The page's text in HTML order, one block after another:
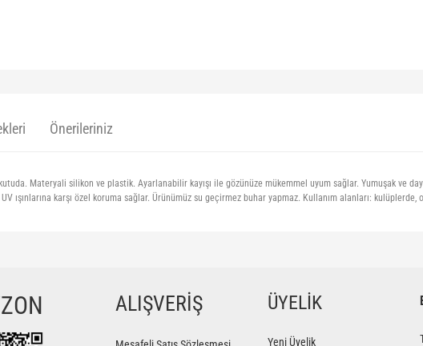
Önerileriniz
Materyali silikon ve plastik. Ayarlanabilir kayışı ile gözünüze mükemmel uyum sağlar. Yumuşak ve
ışınlarına karşı özel koruma sağlar. Ürünümüz su geçirmez buhar yapmaz. Kullanım alanları:
Yorum Yaz
ALIŞVERİŞ ÜYELİK
Yeni Üyelik